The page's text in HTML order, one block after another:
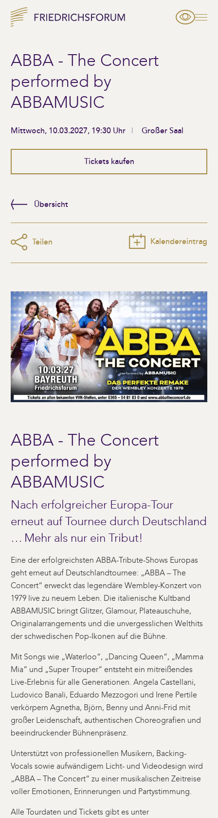
ABBA - The Concert
performed by
ABBAMUSIC
Mittwoch, 10.03.2027, 19:30 Uhr Großer Saal
Tickets kaufen
Übersicht
Teilen Kalendereintrag
ABBA - The Concert
performed by
ABBAMUSIC
Nach erfolgreicher Europa-Tour
erneut auf Tournee durch Deutschland
… Mehr als nur ein Tribut!
Eine der erfolgreichsten ABBA-Tribute-Shows Europas
geht erneut auf Deutschlandtournee: „ABBA – The
Concert“ erweckt das legendäre Wembley-Konzert von
1979 live zu neuem Leben. Die italienische Kultband
ABBAMUSIC bringt Glitzer, Glamour, Plateauschuhe,
Originalarrangements und die unvergesslichen Welthits
der schwedischen Pop-Ikonen auf die Bühne.
Mit Songs wie „Waterloo“, „Dancing Queen“, „Mamma
Mia“ und „Super Trouper“ entsteht ein mitreißendes
Live-Erlebnis für alle Generationen. Angela Castellani,
Ludovico Banali, Eduardo Mezzogori und Irene Pertile
verkörpern Agnetha, Björn, Benny und Anni-Frid mit
großer Leidenschaft, authentischen Choreografien und
beeindruckender Bühnenpräsenz.
Unterstützt von professionellen Musikern, Backing-
Vocals sowie aufwändigem Licht- und Videodesign wird
„ABBA – The Concert“ zu einer musikalischen Zeitreise
voller Emotionen, Erinnerungen und Partystimmung.
Alle Tourdaten und Tickets gibt es unter